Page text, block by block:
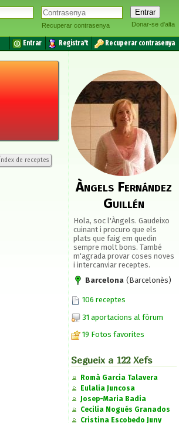
Recuperar contrasenya Donar-se d'alta
Entrar Registra't
Recuperar contrasenya
Índex de receptes
Àngels Fernández
Guillén
Hola, soc l'Àngels. Gaudeixo
cuinant i procuro que els
plats que faig em quedin
sempre molt bons. També
m'agrada provar coses noves
i intercanviar receptes.
Barcelona (Barcelonès)
106 receptes
31 aportacions al fòrum
19 Fotos favorites
Segueix a 122 Xefs
Romà Garcia Talavera
Eulalia Juncosa
Josep-Maria Badia
Cecilia Nogués Granados
Cristina Escobedo Juny